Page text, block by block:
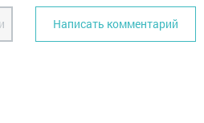
Написать комментарий